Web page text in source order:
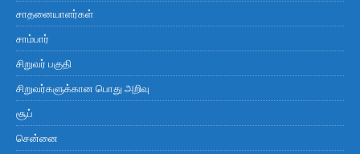
சாதனையாளர்கள்
சாம்பார்
சிறுவர் பகுதி
சிறுவர்களுக்கான பொது அறிவு
சூப்
சென்னை